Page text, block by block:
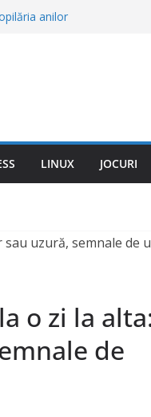
anilor
ține
de preț
LINUX JOCURI
o zi la
de